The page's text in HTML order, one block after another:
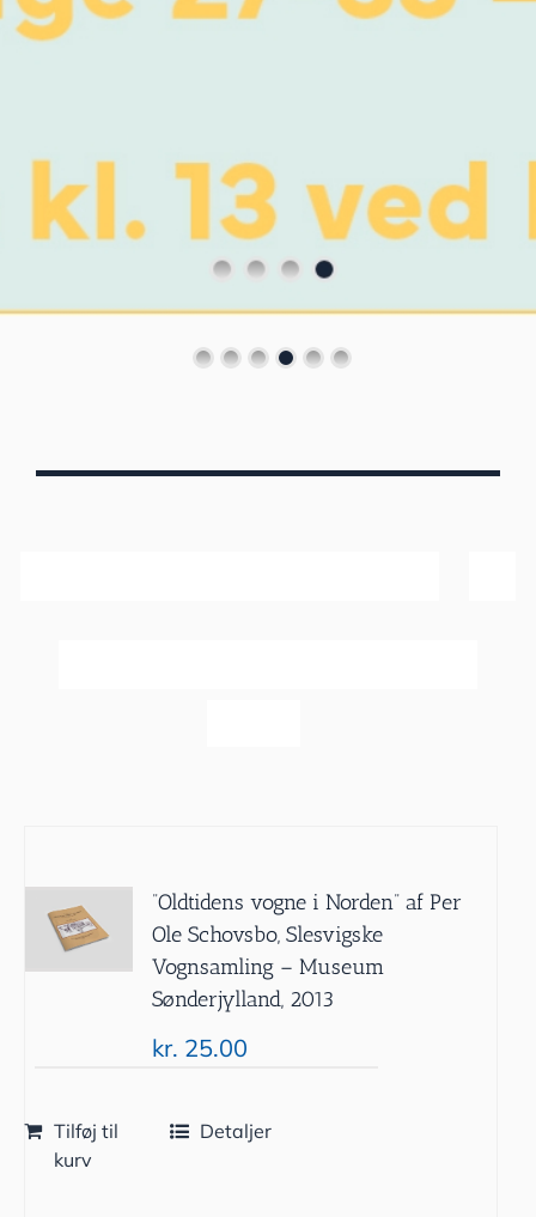
”Oldtidens vogne i Norden” af Per
Ole Schovsbo, Slesvigske
Vognsamling – Museum
Sønderjylland, 2013
kr. 25.00
Tilføj til
kurv
Detaljer